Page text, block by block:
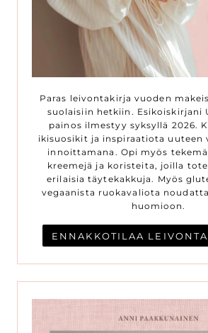
Paras leivontakirja vuoden
suolaisiin hetkiin. Esikoiskirjani
painos ilmestyy syksyllä 2026.
ikisuosikit ja inspiraatiota uuteen
innoittamana. Opi myös
kreemejä ja koristeita, joilla
erilaisia täytekakkuja. Myös
vegaanista ruokavaliota
huomioon.
ENNAKKOTILAA